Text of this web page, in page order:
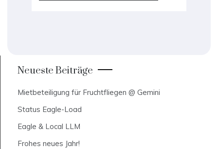
Neueste Beiträge
Mietbeteiligung für Fruchtfliegen @ Gemini
Status Eagle-Load
Eagle & Local LLM
Frohes neues Jahr!